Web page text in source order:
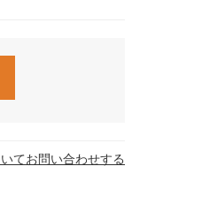
てお問い合わせする